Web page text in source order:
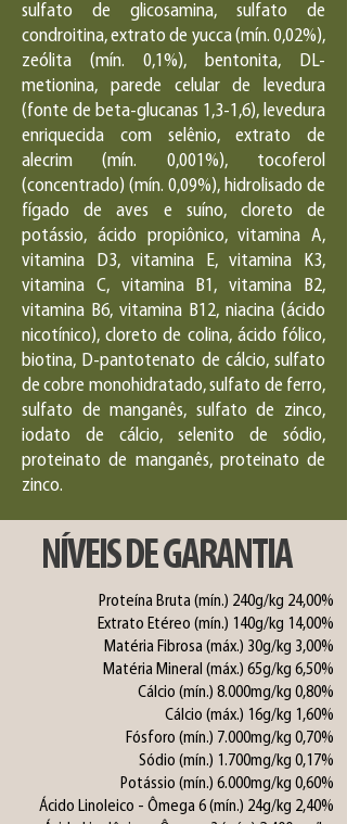
sulfato de glicosamina, sulfato de
condroitina, extrato de yucca (mín. 0,02%),
zeólita (mín. 0,1%), bentonita, DL-
metionina, parede celular de levedura
(fonte de beta-glucanas 1,3-1,6), levedura
enriquecida com selênio, extrato de
alecrim (mín. 0,001%), tocoferol
(concentrado) (mín. 0,09%), hidrolisado de
fígado de aves e suíno, cloreto de
potássio, ácido propiônico, vitamina A,
vitamina D3, vitamina E, vitamina K3,
vitamina C, vitamina B1, vitamina B2,
vitamina B6, vitamina B12, niacina (ácido
nicotínico), cloreto de colina, ácido fólico,
biotina, D-pantotenato de cálcio, sulfato
de cobre monohidratado, sulfato de ferro,
sulfato de manganês, sulfato de zinco,
iodato de cálcio, selenito de sódio,
proteinato de manganês, proteinato de
zinco.
NÍVEIS DE GARANTIA
Proteína Bruta (mín.) 240g/kg 24,00%
Extrato Etéreo (mín.) 140g/kg 14,00%
Matéria Fibrosa (máx.) 30g/kg 3,00%
Matéria Mineral (máx.) 65g/kg 6,50%
Cálcio (mín.) 8.000mg/kg 0,80%
Cálcio (máx.) 16g/kg 1,60%
Fósforo (mín.) 7.000mg/kg 0,70%
Sódio (mín.) 1.700mg/kg 0,17%
Potássio (mín.) 6.000mg/kg 0,60%
Ácido Linoleico - Ômega 6 (mín.) 24g/kg 2,40%